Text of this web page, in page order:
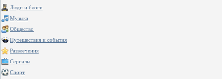
Люди и блоги
Музыка
Общество
Путешествия и события
Развлечения
Сериалы
Спорт